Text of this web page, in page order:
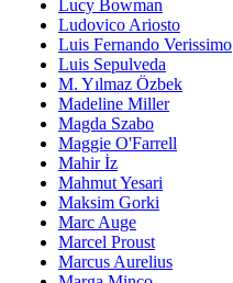
Lucy Bowman
Ludovico Ariosto
Luis Fernando Verissimo
Luis Sepulveda
M. Yılmaz Özbek
Madeline Miller
Magda Szabo
Maggie O'Farrell
Mahir İz
Mahmut Yesari
Maksim Gorki
Marc Auge
Marcel Proust
Marcus Aurelius